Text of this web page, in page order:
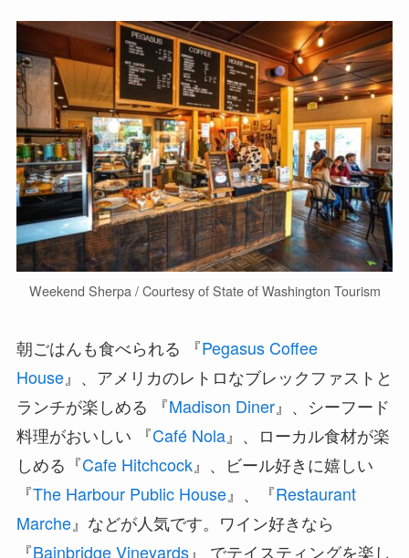
Weekend Sherpa / Courtesy of State of Washington Tourism
朝ごはんも食べられる 『Pegasus Coffee
House』、アメリカのレトロなブレックファストと
ランチが楽しめる 『Madison Diner』、シーフード
料理がおいしい 『Café Nola』、ローカル食材が楽
しめる『Cafe Hitchcock』、ビール好きに嬉しい
『The Harbour Public House』、『Restaurant
Marche』などが人気です。ワイン好きなら
『Bainbridge Vineyards』 でテイスティングを楽し